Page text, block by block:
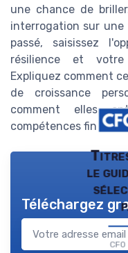
une chance de
interrogation sur une
passé, saisissez
résilience et votre
Expliquez comment
de croissance
comment elles
compétences
le
Téléchargez